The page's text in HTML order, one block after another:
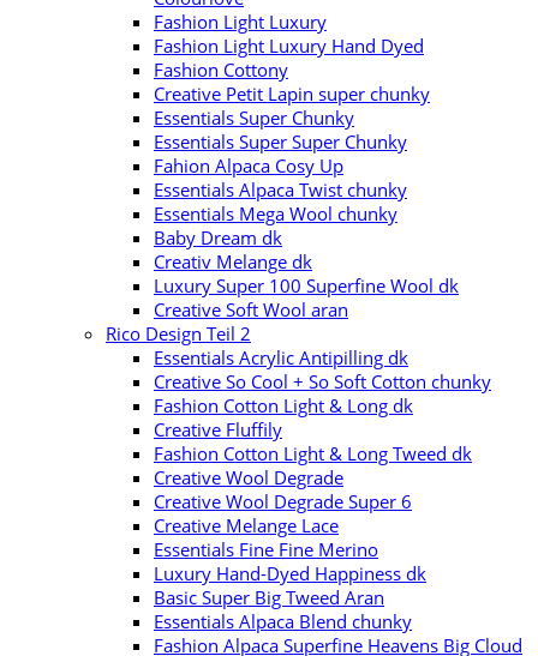
Fashion Light Luxury
Fashion Light Luxury Hand Dyed
Fashion Cottony
Creative Petit Lapin super chunky
Essentials Super Chunky
Essentials Super Super Chunky
Fahion Alpaca Cosy Up
Essentials Alpaca Twist chunky
Essentials Mega Wool chunky
Baby Dream dk
Creativ Melange dk
Luxury Super 100 Superfine Wool dk
Creative Soft Wool aran
Rico Design Teil 2
Essentials Acrylic Antipilling dk
Creative So Cool + So Soft Cotton chunky
Fashion Cotton Light & Long dk
Creative Fluffily
Fashion Cotton Light & Long Tweed dk
Creative Wool Degrade
Creative Wool Degrade Super 6
Creative Melange Lace
Essentials Fine Fine Merino
Luxury Hand-Dyed Happiness dk
Basic Super Big Tweed Aran
Essentials Alpaca Blend chunky
Fashion Alpaca Superfine Heavens Big Cloud